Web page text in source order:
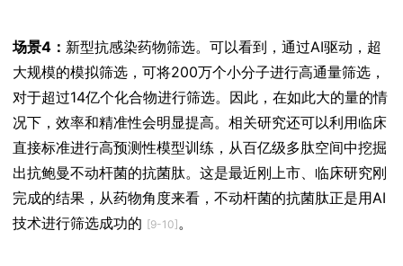
场景4： 新型抗感染药物筛选。可以看到，通过AI驱动，超
大规模的模拟筛选，可将200万个小分子进行高通量筛选，
对于超过14亿个化合物进行筛选。因此，在如此大的量的情
况下，效率和精准性会明显提高。相关研究还可以利用临床
直接标准进行高预测性模型训练，从百亿级多肽空间中挖掘
出抗鲍曼不动杆菌的抗菌肽。这是最近刚上市、临床研究刚
完成的结果，从药物角度来看，不动杆菌的抗菌肽正是用AI
技术进行筛选成功的 [9-10] 。